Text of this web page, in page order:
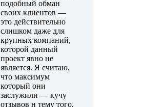
подобный обман
своих клиентов —
это действительно
слишком даже для
крупных компаний,
которой данный
проект явно не
является. Я считаю,
что максимум
который они
заслужили — кучу
отзывов н тему того,